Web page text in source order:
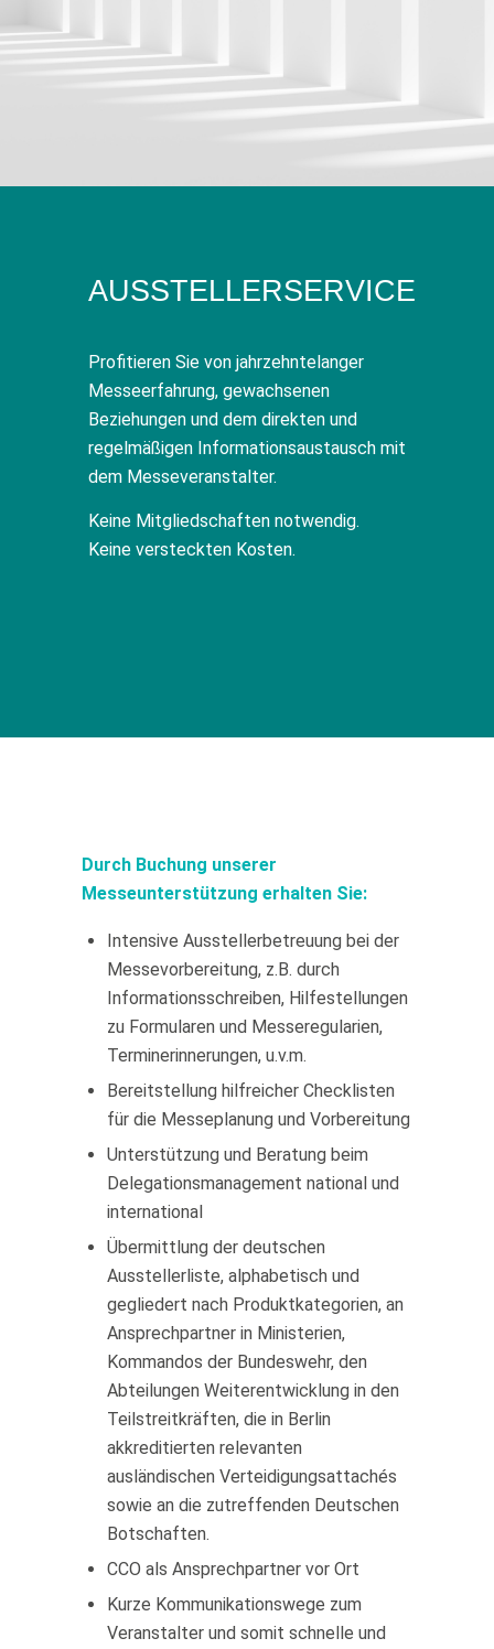
AUSSTELLERSERVICE
Profitieren Sie von jahrzehntelanger
Messeerfahrung, gewachsenen
Beziehungen und dem direkten und
regelmäßigen Informationsaustausch mit
dem Messeveranstalter.
Keine Mitgliedschaften notwendig.
Keine versteckten Kosten.
Durch Buchung unserer
Messeunterstützung erhaltenSie:
Intensive Ausstellerbetreuung bei der
Messevorbereitung, z.B. durch
Informationsschreiben, Hilfestellungen
zu Formularen und Messeregularien,
Terminerinnerungen, u.v.m.
Bereitstellung hilfreicher Checklisten
für die Messeplanung und Vorbereitung
Unterstützung und Beratung beim
Delegationsmanagement national und
international
Übermittlung der deutschen
Ausstellerliste, alphabetisch und
gegliedert nach Produktkategorien, an
Ansprechpartner in Ministerien,
Kommandos der Bundeswehr, den
Abteilungen Weiterentwicklung in den
Teilstreitkräften, die in Berlin
akkreditierten relevanten
ausländischen Verteidigungsattachés
sowie an die zutreffenden Deutschen
Botschaften.
CCO als Ansprechpartner vor Ort
Kurze Kommunikationswege zum
Veranstalter und somit schnelle und